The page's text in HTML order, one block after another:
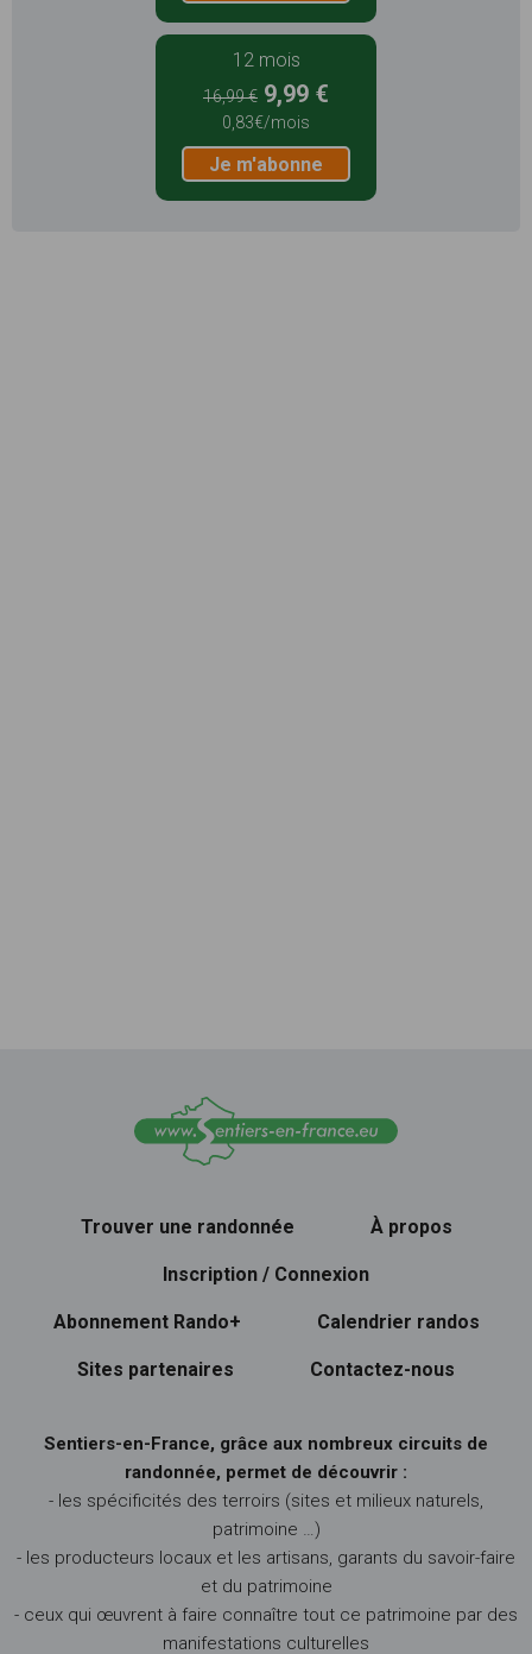
12 mois
16,99 € 9,99 €
0,83€/mois
Je m'abonne
Trouver une randonnée À propos
Inscription / Connexion
Abonnement Rando+ Calendrier randos
Sites partenaires Contactez-nous
Sentiers-en-France, grâce aux nombreux circuits de
randonnée, permet de découvrir :
- les spécificités des terroirs (sites et milieux naturels,
patrimoine …)
- les producteurs locaux et les artisans, garants du savoir-faire
et du patrimoine
- ceux qui œuvrent à faire connaître tout ce patrimoine par des
manifestations culturelles